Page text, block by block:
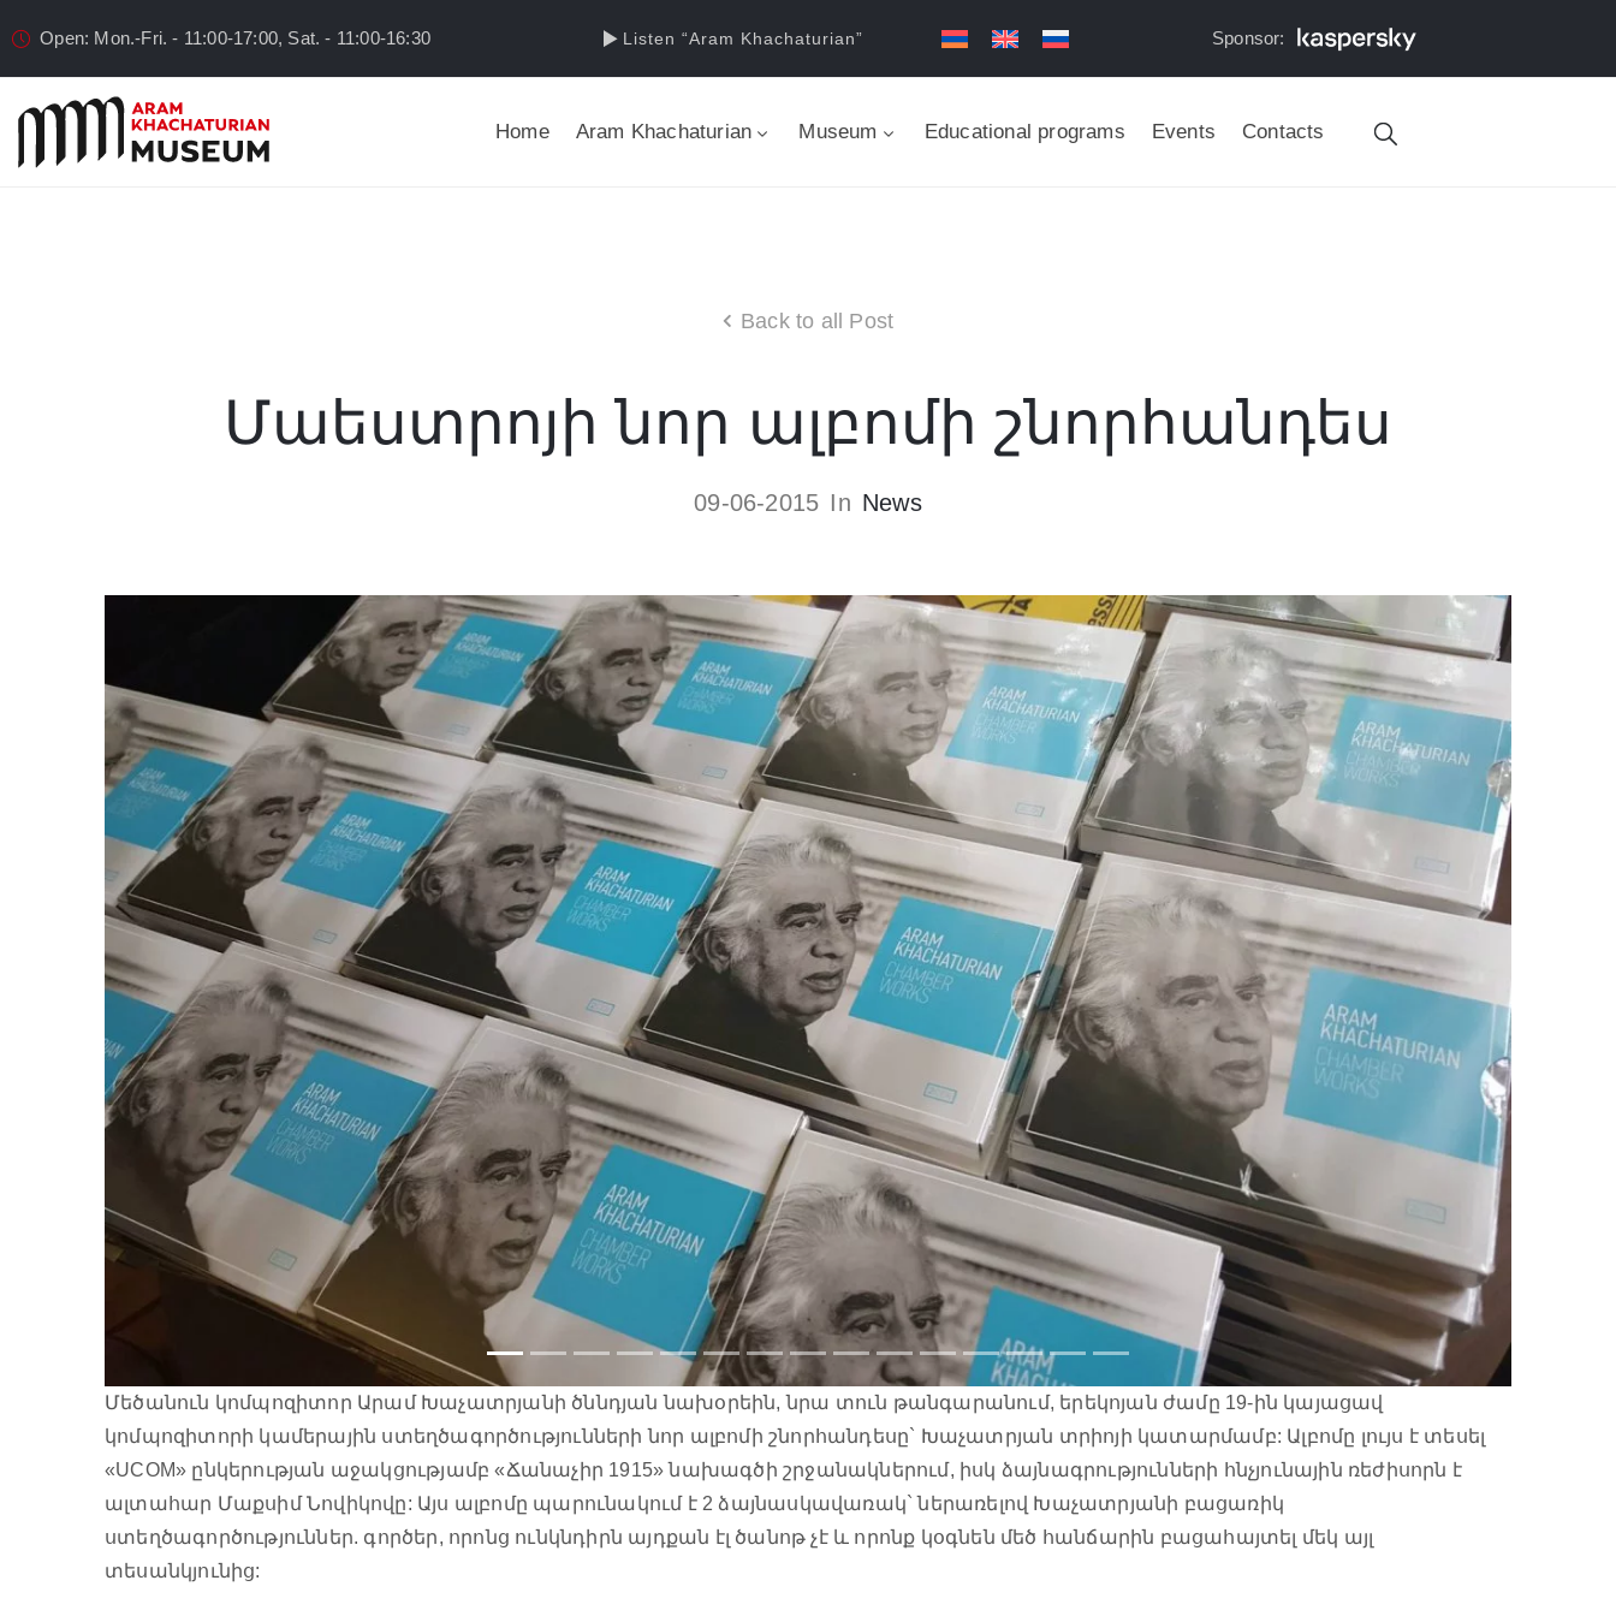
Open: Mon.-Fri. - 11:00-17:00, Sat. - 11:00-16:30 Listen “Aram Khachaturian” Sponsor:
Home Aram Khachaturian Museum Educational programs Events Contacts
Back to all Post
Մաեստրոյի նոր ալբոմի շնորհանդես
09-06-2015 In News
Մեծանուն կոմպոզիտոր Արամ Խաչատրյանի ծննդյան նախօրեին, նրա տուն թանգարանում, երեկոյան ժամը 19-ին կայացավ
կոմպոզիտորի կամերային ստեղծագործությունների նոր ալբոմի շնորհանդեսը` Խաչատրյան տրիոյի կատարմամբ: Ալբոմը լույս է տեսել